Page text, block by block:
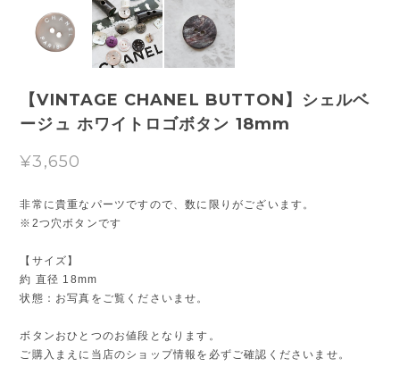
【VINTAGE CHANEL BUTTON】シェルベ
ージュ ホワイトロゴボタン 18mm
¥3,650
非常に貴重なパーツですので、数に限りがございます。
※2つ穴ボタンです
【サイズ】
約 直径 18mm
状態：お写真をご覧くださいませ。
ボタンおひとつのお値段となります。
ご購入まえに当店のショップ情報を必ずご確認くださいませ。